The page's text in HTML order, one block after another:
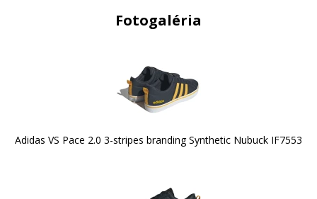
Fotogaléria
Adidas VS Pace 2.0 3-stripes branding Synthetic Nubuck IF7553